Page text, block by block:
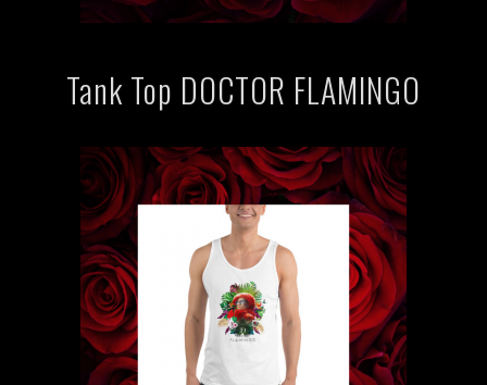
Tank Top DOCTOR FLAMINGO